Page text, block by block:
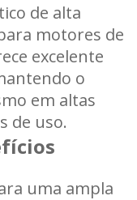
de alta
motores de
excelente
o
em altas
de uso.
uma ampla